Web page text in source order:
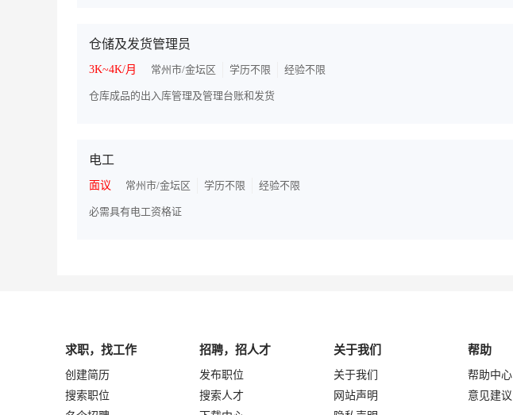
仓储及发货管理员
3K~4K/月
常州市/金坛区 学历不限 经验不限
仓库成品的出入库管理及管理台账和发货
电工
面议
常州市/金坛区 学历不限 经验不限
必需具有电工资格证
求职，找工作
创建简历
搜索职位
招聘，招人才
发布职位
搜索人才
关于我们
关于我们
网站声明
帮助
帮助中心
意见建议